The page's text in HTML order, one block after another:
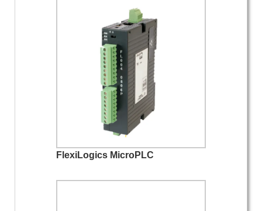
FlexiLogics MicroPLC